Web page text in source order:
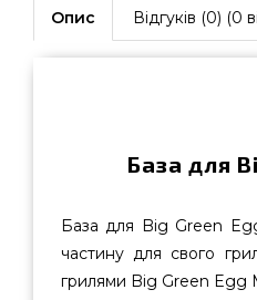
Опис Відгуків (0) (0
База для
База для Big Green
частину для свого
грилями Big Green Egg